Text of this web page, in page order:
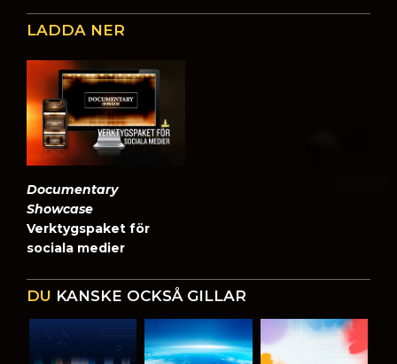
LADDA NER
Documentary
Showcase
Verktygspaket för
sociala medier
DU KANSKE OCKSÅ GILLAR